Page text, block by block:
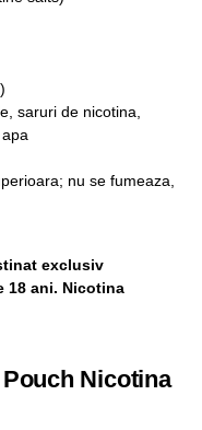
saruri de nicotina,
nu se fumeaza,
exclusiv
18 ani. Nicotina
Nicotina